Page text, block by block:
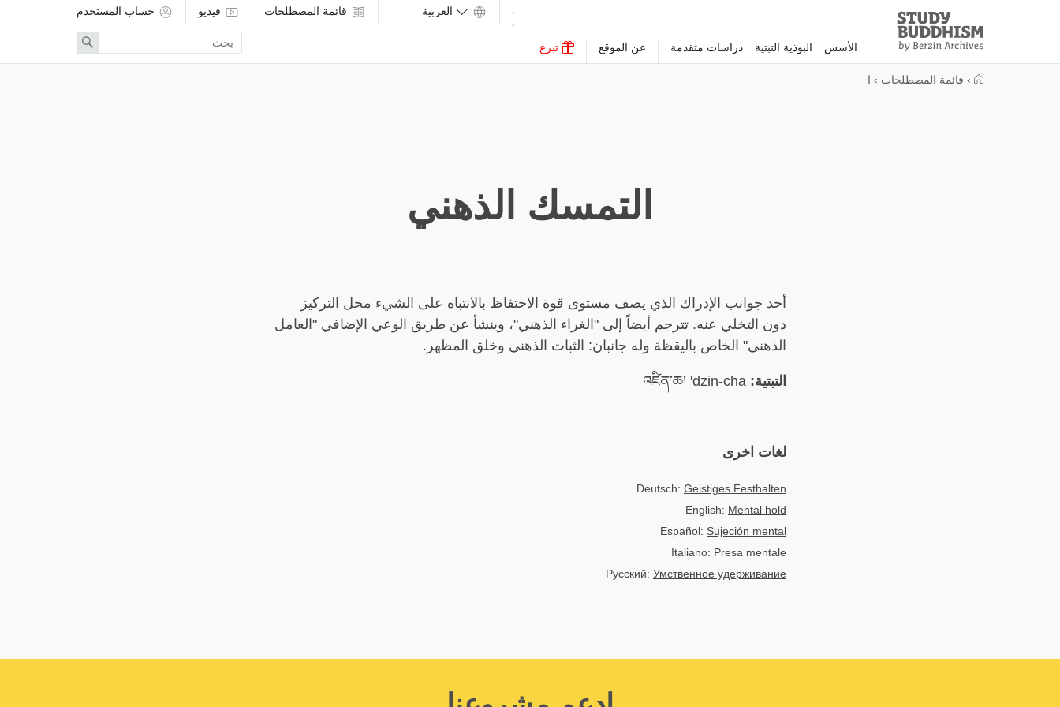
Study
Buddhism
Home
الأسس البوذية التبتية دراسات متقدمة عن الموقع تبرع
قائمة المصطلحات فيديو حساب المستخدم
search
term
Search
› قائمة المصطلحات › ا
التمسك الذهني
أحد جوانب الإدراك الذي يصف مستوى قوة الاحتفاظ بالانتباه على الشيء محل التركيز
دون التخلي عنه. تترجم أيضاً إلى "الغراء الذهني"، وينشأ عن طريق الوعي الإضافي "العامل
الذهني" الخاص باليقظة وله جانبان: الثبات الذهني وخلق المظهر.
التبتية:
لغات اخرى
Deutsch: Geistiges Festhalten
English: Mental hold
Español: Sujeción mental
Italiano: Presa mentale
Русский: Умственное удерживание